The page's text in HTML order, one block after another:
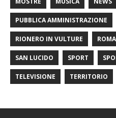
PUBBLICA AMMINISTRAZIONE
RIONERO IN VULTURE ROMA
SAN LUCIDO SPORT
TELEVISIONE TERRITORIO